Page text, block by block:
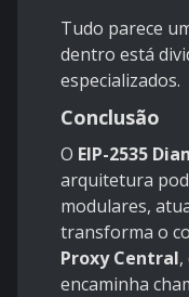
Tudo parece
dentro está
especializados.
Conclusão
O EIP-2535
arquitetura
modulares,
transforma o
Proxy Central
encaminha